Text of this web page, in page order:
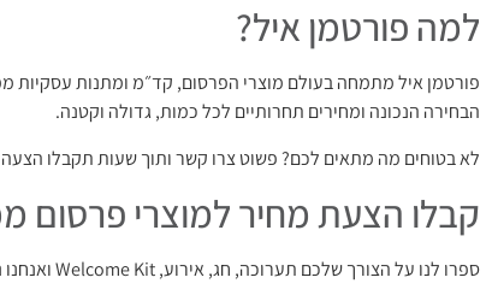
למה פורטמן איל?
פורטמן איל מתמחה בעולם מוצרי הפרסום, קד״מ ומתנות עסקיות
הבחירה הנכונה ומחירים תחרותיים לכל כמות, גדולה וקטנה.
לא בטוחים מה מתאים לכם? פשוט צרו קשר ותוך שעות תקבלו
קבלו הצעת מחיר למוצרי פרסום
ספרו לנו על הצורך שלכם תערוכה, חג, אירוע, Welcome Kit ואנחנו נדאג לכל השאר. שירות מהיר, מקצועי ומותאם אישית.